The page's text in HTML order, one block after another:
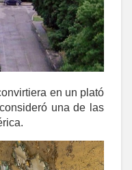
en un plató
una de las